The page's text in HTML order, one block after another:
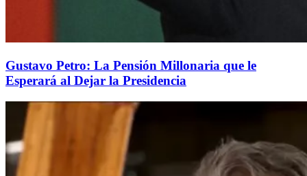
Gustavo Petro: La Pensión Millonaria que le
Esperará al Dejar la Presidencia